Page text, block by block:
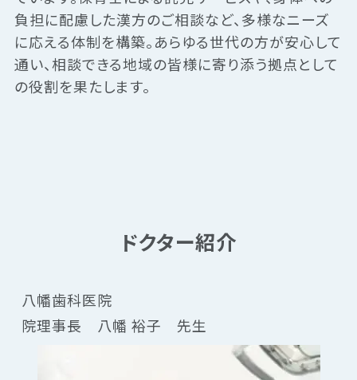
負担に配慮した漢方のご相談など、多様なニーズ
に応える体制を構築。あらゆる世代の方が安心して
通い、相談できる地域の皆様に寄り添う拠点として
の役割を果たします。
ドクター紹介
八幡歯科医院
院理事長　八幡 裕子　先生